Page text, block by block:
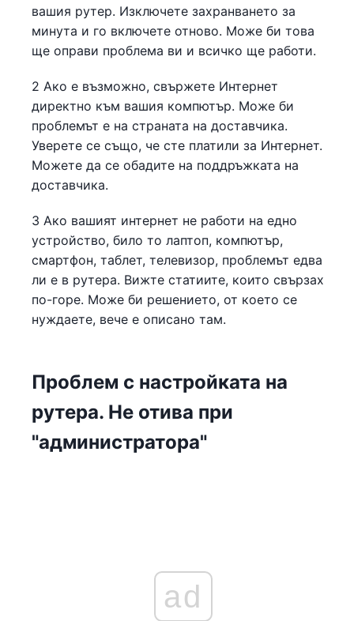
вашия рутер. Изключете захранването за
минута и го включете отново. Може би това
ще оправи проблема ви и всичко ще работи.
2 Ако е възможно, свържете Интернет
директно към вашия компютър. Може би
проблемът е на страната на доставчика.
Уверете се също, че сте платили за Интернет.
Можете да се обадите на поддръжката на
доставчика.
3 Ако вашият интернет не работи на едно
устройство, било то лаптоп, компютър,
смартфон, таблет, телевизор, проблемът едва
ли е в рутера. Вижте статиите, които свързах
по-горе. Може би решението, от което се
нуждаете, вече е описано там.
Проблем с настройката на
рутера. Не отива при
"администратора"
ad